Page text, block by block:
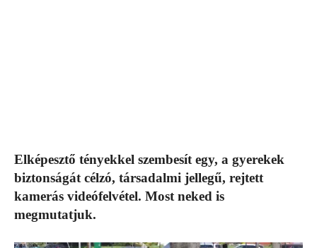
Elképesztő tényekkel szembesít egy, a gyerekek
biztonságát célzó, társadalmi jellegű, rejtett
kamerás videófelvétel. Most neked is
megmutatjuk.